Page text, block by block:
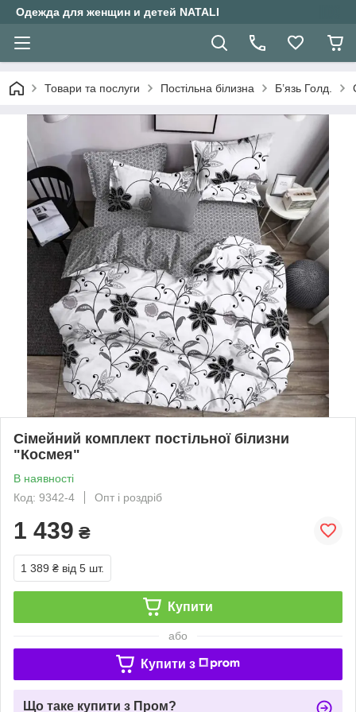
Одежда для женщин и детей NATALI
Товари та послуги Постільна білизна Б’язь Голд.
Сімейний комплект постільної білизни
"Космея"
В наявності
Код: 9342-4
Опт і роздріб
1 439 ₴
1 389 ₴ від 5 шт.
Купити
або
Купити з
Що таке купити з Пром?